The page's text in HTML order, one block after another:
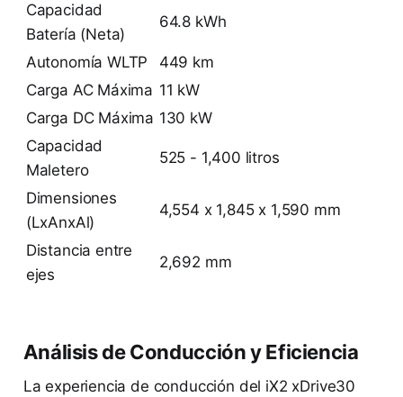
Capacidad
Batería (Neta)
64.8 kWh
Autonomía WLTP
449 km
Carga AC Máxima 11 kW
Carga DC Máxima 130 kW
Capacidad
Maletero
525 - 1,400 litros
Dimensiones
(LxAnxAl)
4,554 x 1,845 x 1,590 mm
Distancia entre
ejes
2,692 mm
Análisis de Conducción y Eficiencia
La experiencia de conducción del iX2 xDrive30